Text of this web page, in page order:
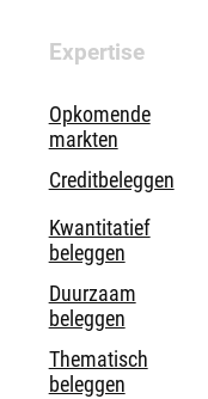
Expertise
Opkomende
markten
Creditbeleggen
Kwantitatief
beleggen
Duurzaam
beleggen
Thematisch
beleggen